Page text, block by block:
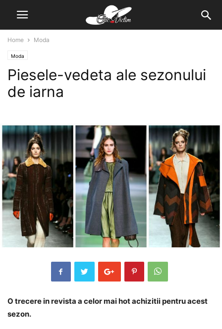
Home Moda
Moda
Piesele-vedeta ale sezonului
de iarna
O trecere in revista a celor mai hot achizitii pentru acest
sezon.